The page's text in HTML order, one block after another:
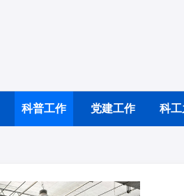
科普工作 党建工作 科